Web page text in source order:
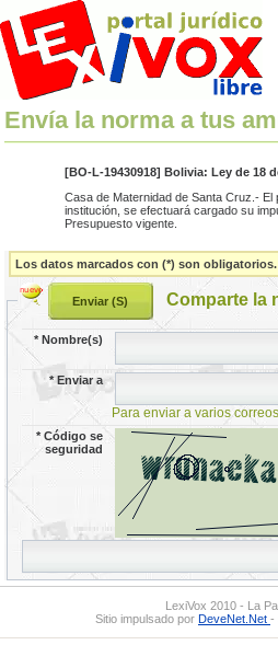
Envía la norma a tus
[BO-L-19430918] Bolivia: Ley de 18
Casa de Maternidad de Santa Cruz.- El
institución, se efectuará cargado su
Presupuesto vigente.
Los datos marcados con (*) son obligatorios.
Comparte la
*Nombre(s)
*Enviar a
Para enviar a varios
*Código se
seguridad
LexiVox 2010 - La
Sitio impulsado por DeveNet.Net -